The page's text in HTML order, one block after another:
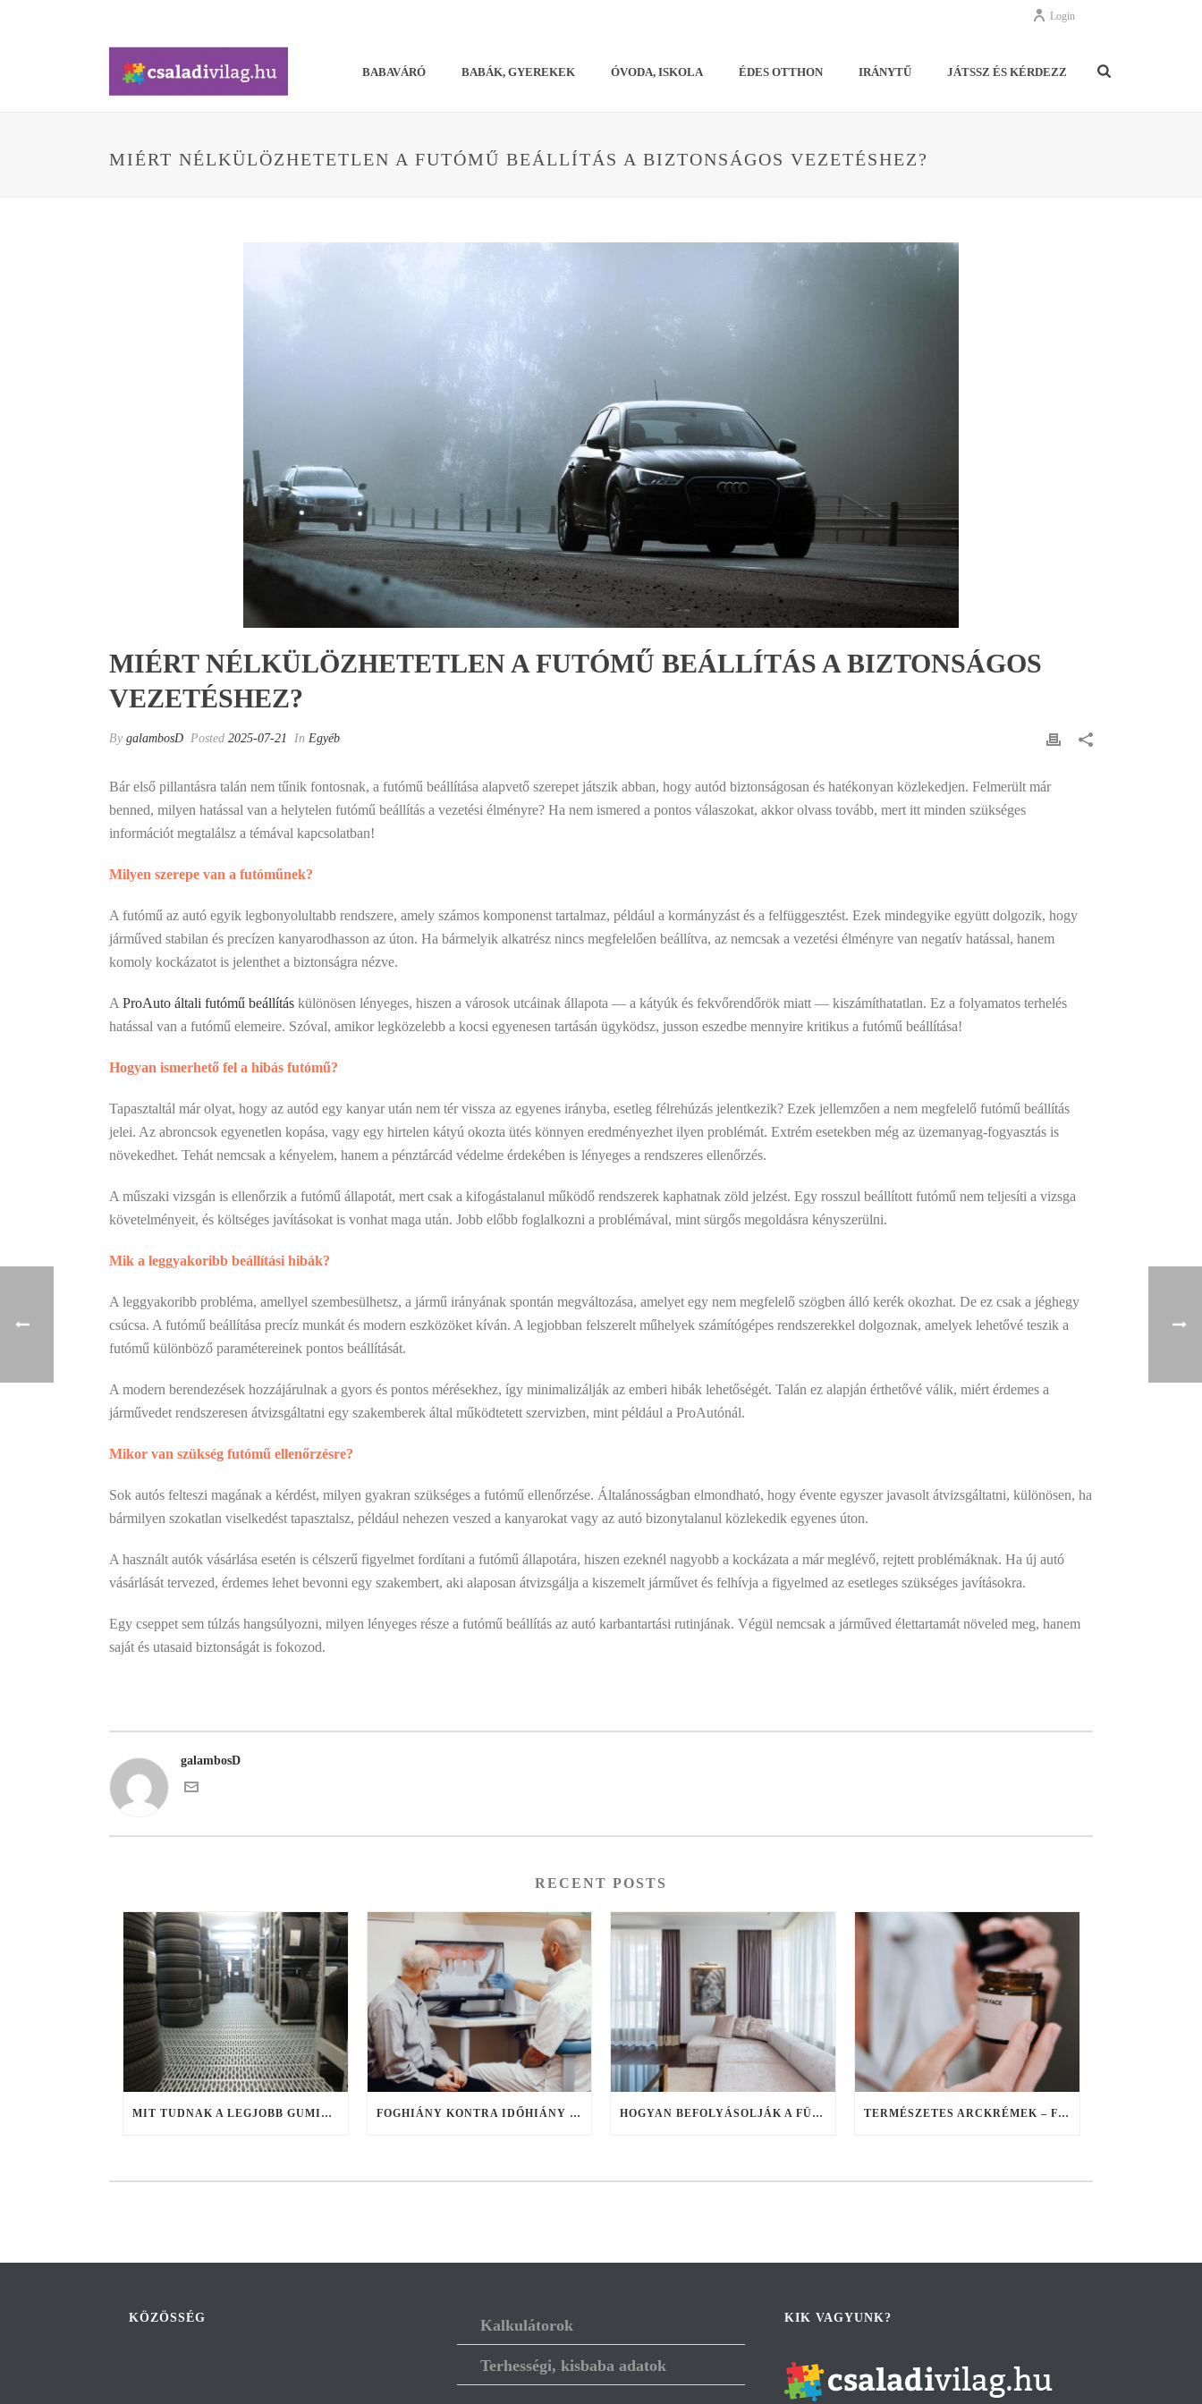
Login
BABAVÁRÓ BABÁK, GYEREKEK ÓVODA, ISKOLA ÉDES OTTHON IRÁNYTŰ JÁTSSZ ÉS KÉRDEZZ
MIÉRT NÉLKÜLÖZHETETLEN A FUTÓMŰ BEÁLLÍTÁS A BIZTONSÁGOS VEZETÉSHEZ?
MIÉRT NÉLKÜLÖZHETETLEN A FUTÓMŰ BEÁLLÍTÁS A BIZTONSÁGOS
VEZETÉSHEZ?
By galambosD Posted 2025-07-21 In Egyéb
Bár első pillantásra talán nem tűnik fontosnak, a futómű beállítása alapvető szerepet játszik abban, hogy autód biztonságosan és hatékonyan közlekedjen. Felmerült már
benned, milyen hatással van a helytelen futómű beállítás a vezetési élményre? Ha nem ismered a pontos válaszokat, akkor olvass tovább, mert itt minden szükséges
információt megtalálsz a témával kapcsolatban!
Milyen szerepe van a futóműnek?
A futómű az autó egyik legbonyolultabb rendszere, amely számos komponenst tartalmaz, például a kormányzást és a felfüggesztést. Ezek mindegyike együtt dolgozik, hogy
járműved stabilan és precízen kanyarodhasson az úton. Ha bármelyik alkatrész nincs megfelelően beállítva, az nemcsak a vezetési élményre van negatív hatással, hanem
komoly kockázatot is jelenthet a biztonságra nézve.
A ProAuto általi futómű beállítás különösen lényeges, hiszen a városok utcáinak állapota — a kátyúk és fekvőrendőrök miatt — kiszámíthatatlan. Ez a folyamatos terhelés
hatással van a futómű elemeire. Szóval, amikor legközelebb a kocsi egyenesen tartásán ügyködsz, jusson eszedbe mennyire kritikus a futómű beállítása!
Hogyan ismerhető fel a hibás futómű?
Tapasztaltál már olyat, hogy az autód egy kanyar után nem tér vissza az egyenes irányba, esetleg félrehúzás jelentkezik? Ezek jellemzően a nem megfelelő futómű beállítás
jelei. Az abroncsok egyenetlen kopása, vagy egy hirtelen kátyú okozta ütés könnyen eredményezhet ilyen problémát. Extrém esetekben még az üzemanyag-fogyasztás is
növekedhet. Tehát nemcsak a kényelem, hanem a pénztárcád védelme érdekében is lényeges a rendszeres ellenőrzés.
A műszaki vizsgán is ellenőrzik a futómű állapotát, mert csak a kifogástalanul működő rendszerek kaphatnak zöld jelzést. Egy rosszul beállított futómű nem teljesíti a vizsga
követelményeit, és költséges javításokat is vonhat maga után. Jobb előbb foglalkozni a problémával, mint sürgős megoldásra kényszerülni.
Mik a leggyakoribb beállítási hibák?
A leggyakoribb probléma, amellyel szembesülhetsz, a jármű irányának spontán megváltozása, amelyet egy nem megfelelő szögben álló kerék okozhat. De ez csak a jéghegy
csúcsa. A futómű beállítása precíz munkát és modern eszközöket kíván. A legjobban felszerelt műhelyek számítógépes rendszerekkel dolgoznak, amelyek lehetővé teszik a
futómű különböző paramétereinek pontos beállítását.
A modern berendezések hozzájárulnak a gyors és pontos mérésekhez, így minimalizálják az emberi hibák lehetőségét. Talán ez alapján érthetővé válik, miért érdemes a
járművedet rendszeresen átvizsgáltatni egy szakemberek által működtetett szervizben, mint például a ProAutónál.
Mikor van szükség futómű ellenőrzésre?
Sok autós felteszi magának a kérdést, milyen gyakran szükséges a futómű ellenőrzése. Általánosságban elmondható, hogy évente egyszer javasolt átvizsgáltatni, különösen, ha
bármilyen szokatlan viselkedést tapasztalsz, például nehezen veszed a kanyarokat vagy az autó bizonytalanul közlekedik egyenes úton.
A használt autók vásárlása esetén is célszerű figyelmet fordítani a futómű állapotára, hiszen ezeknél nagyobb a kockázata a már meglévő, rejtett problémáknak. Ha új autó
vásárlását tervezed, érdemes lehet bevonni egy szakembert, aki alaposan átvizsgálja a kiszemelt járművet és felhívja a figyelmed az esetleges szükséges javításokra.
Egy cseppet sem túlzás hangsúlyozni, milyen lényeges része a futómű beállítás az autó karbantartási rutinjának. Végül nemcsak a járműved élettartamát növeled meg, hanem
saját és utasaid biztonságát is fokozod.
galambosD
RECENT POSTS
MIT TUDNAK A LEGJOBB GUMIKERESŐ WEBSHOPOK, ÉS MIRE FIGYELJ KERESÉS KÖZBEN? FOGHIÁNY KONTRA IDŐHIÁNY – FIX FOGSOR AKÁR EGY NAP ALATT, HA NINCS IDŐ ELHÚZÓDÓ KEZELÉSEKRE HOGYAN BEFOLYÁSOLJÁK A FÜGGÖNYÖK A SZOBA HANGULATÁT? TERMÉSZETES ARCKRÉMEK – FIATALOS RAGYOGÁS A TERMÉSZET EREJÉVEL
KÖZÖSSÉG Kalkulátorok
Terhességi, kisbaba adatok
KIK VAGYUNK?